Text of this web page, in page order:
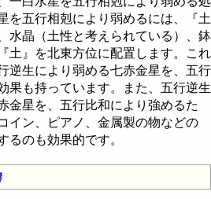
を五行相剋により弱めるには、『土
水晶（土性と考えられている）、鉢
土』を北東方位に配置します。これ
逆生により弱める七赤金星を、五行
果も持っています。また、五行逆生
金星を、五行比和により強めるた
イン、ピアノ、金属製の物などの
るのも効果的です。